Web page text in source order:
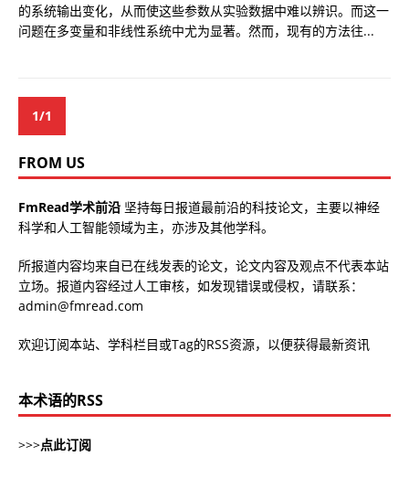
的系统输出变化，从而使这些参数从实验数据中难以辨识。而这一
问题在多变量和非线性系统中尤为显著。然而，现有的方法往...
1/1
FROM US
FmRead学术前沿 坚持每日报道最前沿的科技论文，主要以神经
科学和人工智能领域为主，亦涉及其他学科。
所报道内容均来自已在线发表的论文，论文内容及观点不代表本站
立场。报道内容经过人工审核，如发现错误或侵权，请联系：
admin@fmread.com
欢迎订阅本站、学科栏目或Tag的RSS资源，以便获得最新资讯
本术语的RSS
>>>点此订阅